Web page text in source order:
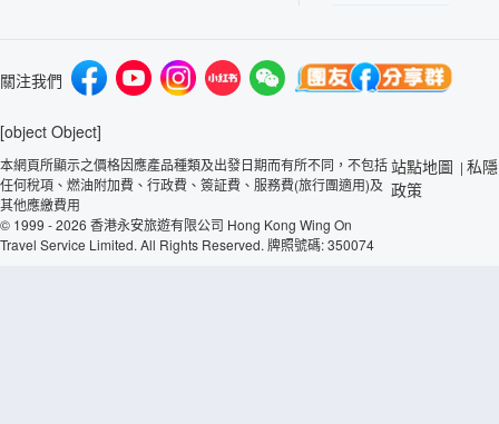
關注我們
[object Object]
本網頁所顯示之價格因應產品種類及出發日期而有所不同，不包括
任何稅項、燃油附加費、行政費、簽証費、服務費(旅行團適用)及
其他應繳費用
© 1999 - 2026 香港永安旅遊有限公司 Hong Kong Wing On
Travel Service Limited. All Rights Reserved. 牌照號碼: 350074
站點地圖 | 私隱
政策